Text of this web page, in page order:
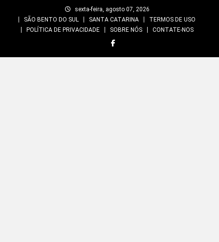
sexta-feira, agosto 07, 2026
SÃO BENTO DO SUL
SANTA CATARINA
TERMOS DE USO
POLÍTICA DE PRIVACIDADE
SOBRE NÓS CONTATE-NOS